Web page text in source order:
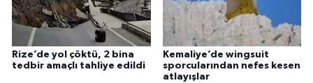
Rize’de yol çöktü, 2 bina
tedbir amaçlı tahliye edildi
Kemaliye’de wingsuit
sporcularından nefes kesen
atlayışlar